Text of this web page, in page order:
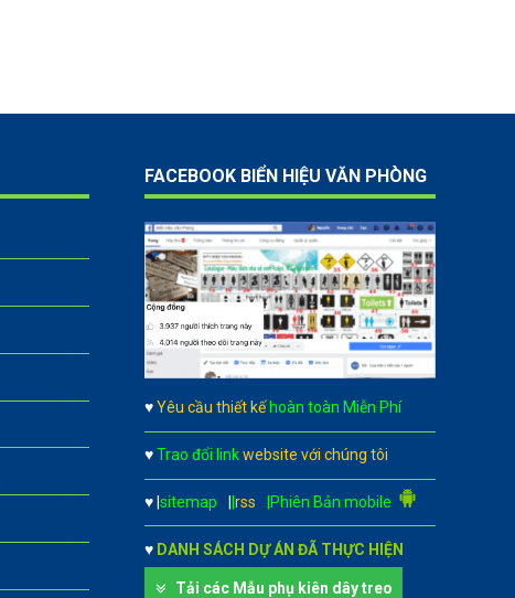
FACEBOOK BIỂN HIỆU VĂN PHÒNG
♥Yêu cầu thiết kế hoàn toàn Miễn Phí
♥Trao đổi linkwebsite với chúng tôi
♥ sitemap rss |Phiên Bản mobile
♥ DANH SÁCH DỰ ÁN ĐÃ THỰC HIỆN
Tải các Mẫu phụ kiên dây treo